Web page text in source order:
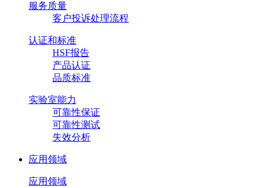
服务质量
客户投诉处理流程
认证和标准
HSF报告
产品认证
品质标准
实验室能力
可靠性保证
可靠性测试
失效分析
应用领域
应用领域